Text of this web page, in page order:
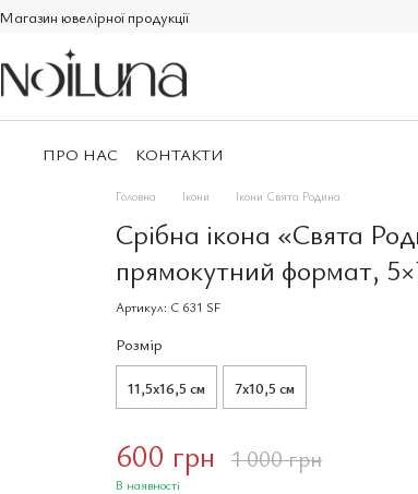
Магазин ювелірної продукції
ПРО НАС КОНТАКТИ
Головна Ікони Ікони Свята Родина
Срібна ікона «Свята
прямокутний формат,
Артикул: C 631 SF
Розмір
11,5x16,5 см 7x10,5 см
600 грн 1 000 грн
В наявності